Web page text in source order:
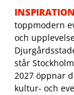
INSPIRATION
toppmodern
och
står
2027 öppnar
kultur- och